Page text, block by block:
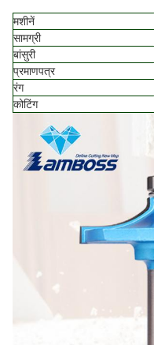
मशीनें
सामग्री
बांसुरी
प्रमाणपत्र
रंग
कोटिंग